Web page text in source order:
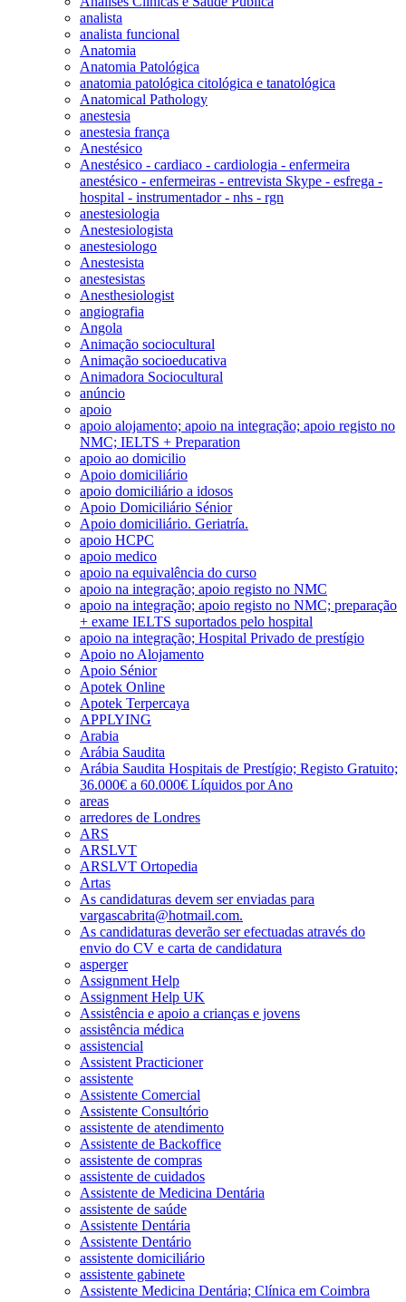
analista
analista funcional
Anatomia
Anatomia Patológica
anatomia patológica citológica e tanatológica
Anatomical Pathology
anestesia
anestesia frança
Anestésico
Anestésico - cardiaco - cardiologia - enfermeira
anestésico - enfermeiras - entrevista Skype - esfrega -
hospital - instrumentador - nhs - rgn
anestesiologia
Anestesiologista
anestesiologo
Anestesista
anestesistas
Anesthesiologist
angiografia
Angola
Animação sociocultural
Animação socioeducativa
Animadora Sociocultural
anúncio
apoio
apoio alojamento; apoio na integração; apoio registo no
NMC; IELTS + Preparation
apoio ao domicilio
Apoio domiciliário
apoio domiciliário a idosos
Apoio Domiciliário Sénior
Apoio domiciliário. Geriatría.
apoio HCPC
apoio medico
apoio na equivalência do curso
apoio na integração; apoio registo no NMC
apoio na integração; apoio registo no NMC; preparação
+ exame IELTS suportados pelo hospital
apoio na integração; Hospital Privado de prestígio
Apoio no Alojamento
Apoio Sénior
Apotek Online
Apotek Terpercaya
APPLYING
Arabia
Arábia Saudita
Arábia Saudita Hospitais de Prestígio; Registo Gratuito;
36.000€ a 60.000€ Líquidos por Ano
areas
arredores de Londres
ARS
ARSLVT
ARSLVT Ortopedia
Artas
As candidaturas devem ser enviadas para
vargascabrita@hotmail.com.
As candidaturas deverão ser efectuadas através do
envio do CV e carta de candidatura
asperger
Assignment Help
Assignment Help UK
Assistência e apoio a crianças e jovens
assistência médica
assistencial
Assistent Practicioner
assistente
Assistente Comercial
Assistente Consultório
assistente de atendimento
Assistente de Backoffice
assistente de compras
assistente de cuidados
Assistente de Medicina Dentária
assistente de saúde
Assistente Dentária
Assistente Dentário
assistente domiciliário
assistente gabinete
Assistente Medicina Dentária; Clínica em Coimbra